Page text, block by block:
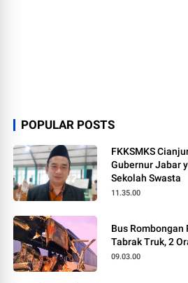
POPULAR POSTS
FKKSMKS
Gubernur Jabar
Sekolah Swasta
11.35.00
Bus
Tabrak Truk, 2
09.03.00